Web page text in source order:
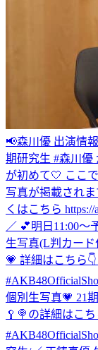
📢森川優 出演情
期研究生 #森川優
が初めて🤍 ここ
写真が掲載され
くはこちら https://
／ 💕明日11:00～
生写真(L判カー
💗 詳細はこちら👇
個別生写真💗 21
🥄🍭の詳細はこち